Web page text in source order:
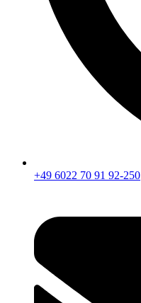
+49 6022 70 91 92-250